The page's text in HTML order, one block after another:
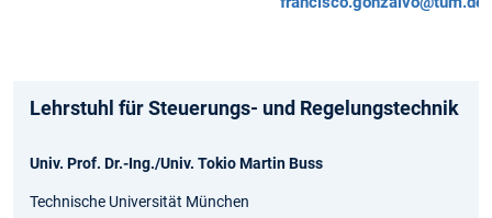
Lehrstuhl für Steuerungs- und Regelungstechnik
Univ. Prof. Dr.-Ing./Univ. Tokio Martin Buss
Technische Universität München